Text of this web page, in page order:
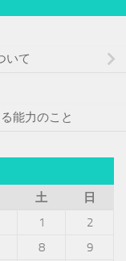
いて
能力のこと
土
日
1
2
8
9